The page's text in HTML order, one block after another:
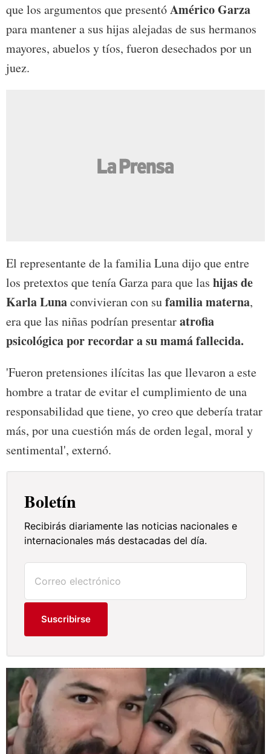
que los argumentos que presentóAmérico Garza
para mantener a sus hijas alejadas de sus hermanos
mayores, abuelos y tíos, fueron desechados por un
juez.
El representante de la familia Luna dijo que entre
los pretextos que tenía Garza para que las hijas de
Karla Lunaconvivieran con sufamilia materna,
era que las niñas podrían presentaratrofia
psicológica por recordar a su mamá fallecida.
'Fueron pretensiones ilícitas las que llevaron a este
hombre a tratar de evitar el cumplimiento de una
responsabilidad que tiene, yo creo que debería tratar
más, por una cuestión más de orden legal, moral y
sentimental', externó.
Boletín
Recibirás diariamente las noticias nacionales e
internacionales más destacadas del día.
Suscribirse